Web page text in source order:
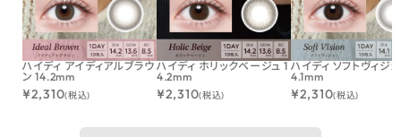
ハイディ アイディアルブラウ
ン 14.2mm
¥2,310(税込)
ハイディ ホリックベージュ 1
4.2mm
¥2,310(税込)
ハイディ ソフトヴィジ
4.1mm
¥2,310(税込)